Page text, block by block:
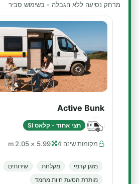
מרחק נסיעה ללא הגבלה - בשימוש סביר
Active Bunk
חצי אחוד - קלאס SI
מקומות שינה 4 5.99 × 2.05 m
מזגן קדמי מקלחת
שירותים
מותרת הסעת חיות מחמד